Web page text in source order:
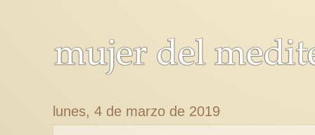
lunes, 4 de marzo de 2019